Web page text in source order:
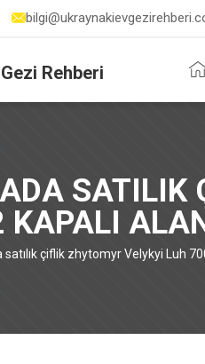
SATILIK
KAPALI
çiflik zhytomyr Velykyi Luh